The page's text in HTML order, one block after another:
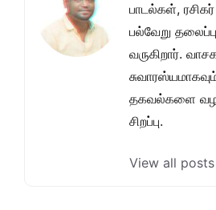
பாடல்கள்,
பல்வேறு
வருகிறார்.
தகவல்களை
சிறப்பு.
View all